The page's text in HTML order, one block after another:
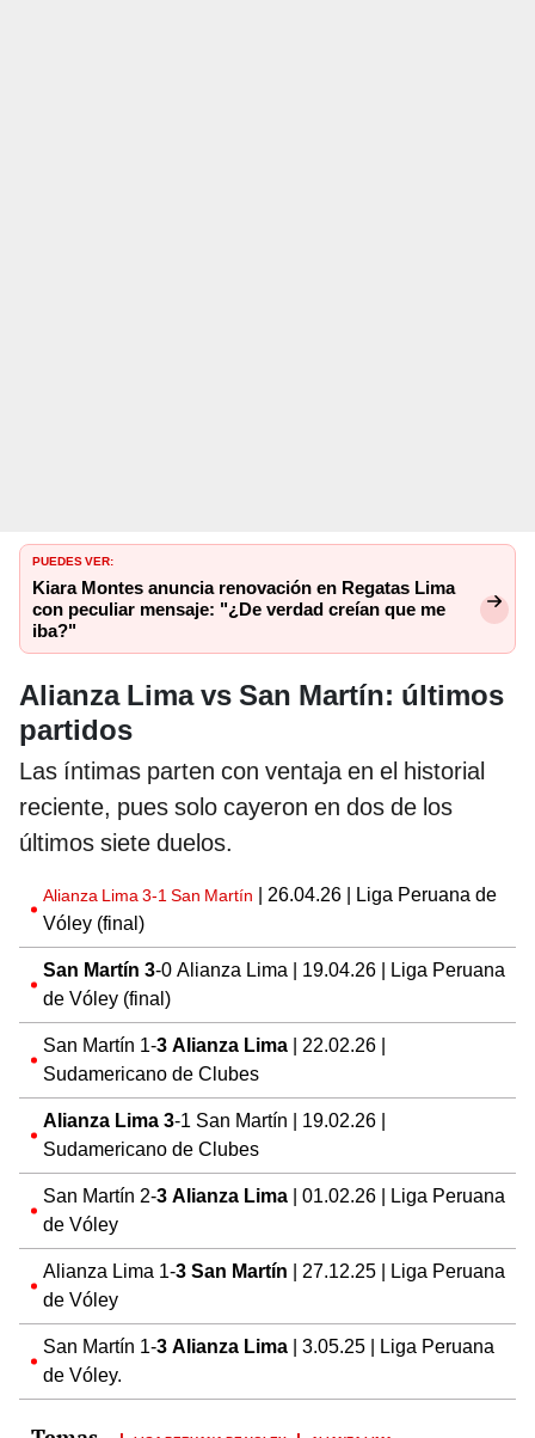
PUEDES VER:
Kiara Montes anuncia renovación en Regatas Lima
con peculiar mensaje: "¿De verdad creían que me
iba?"
Alianza Lima vs San Martín: últimos
partidos
Las íntimas parten con ventaja en el historial
reciente, pues solo cayeron en dos de los
últimos siete duelos.
Alianza Lima 3-1 San Martín | 26.04.26 | Liga Peruana de
Vóley (final)
San Martín 3-0 Alianza Lima | 19.04.26 | Liga Peruana
de Vóley (final)
San Martín 1-3 Alianza Lima | 22.02.26 |
Sudamericano de Clubes
Alianza Lima 3-1 San Martín | 19.02.26 |
Sudamericano de Clubes
San Martín 2-3 Alianza Lima | 01.02.26 | Liga Peruana
de Vóley
Alianza Lima 1-3 San Martín | 27.12.25 | Liga Peruana
de Vóley
San Martín 1-3 Alianza Lima | 3.05.25 | Liga Peruana
de Vóley.